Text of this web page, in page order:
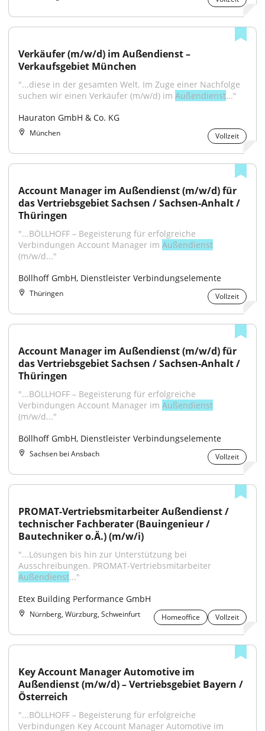
Verkäufer (m/w/d) im Außendienst –
Verkaufsgebiet München
"...diese in der gesamten Welt. Im Zuge einer Nachfolge
suchen wir einen Verkäufer (m/w/d) im Außendienst..."
Hauraton GmbH & Co. KG
München Vollzeit
Account Manager im Außendienst (m/w/d) für
das Vertriebsgebiet Sachsen / Sachsen-Anhalt /
Thüringen
"...BÖLLHOFF – Begeisterung für erfolgreiche
Verbindungen Account Manager im Außendienst
(m/w/d..."
Böllhoff GmbH, Dienstleister Verbindungselemente
Thüringen Vollzeit
Account Manager im Außendienst (m/w/d) für
das Vertriebsgebiet Sachsen / Sachsen-Anhalt /
Thüringen
"...BÖLLHOFF – Begeisterung für erfolgreiche
Verbindungen Account Manager im Außendienst
(m/w/d..."
Böllhoff GmbH, Dienstleister Verbindungselemente
Sachsen bei Ansbach Vollzeit
PROMAT-Vertriebsmitarbeiter Außendienst /
technischer Fachberater (Bauingenieur /
Bautechniker o.Ä.) (m/w/i)
"...Lösungen bis hin zur Unterstützung bei
Außendienst..."
Etex Building Performance GmbH
Nürnberg, Würzburg, Schweinfurt Homeoffice Vollzeit
Key Account Manager Automotive im
Außendienst (m/w/d) – Vertriebsgebiet Bayern /
Österreich
"...BÖLLHOFF – Begeisterung für erfolgreiche